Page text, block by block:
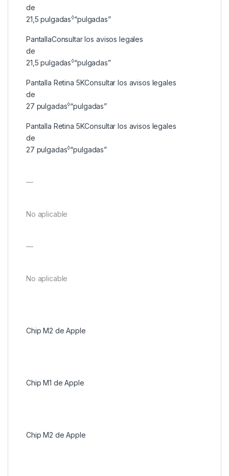
de
21,5 pulgadas◊“pulgadas”
PantallaConsultar los avisos legales
de
21,5 pulgadas◊“pulgadas”
Pantalla Retina 5KConsultar los avisos legales
de
27 pulgadas◊“pulgadas”
Pantalla Retina 5KConsultar los avisos legales
de
27 pulgadas◊“pulgadas”
—
No aplicable
—
No aplicable
Chip M2 de Apple
Chip M1 de Apple
Chip M2 de Apple